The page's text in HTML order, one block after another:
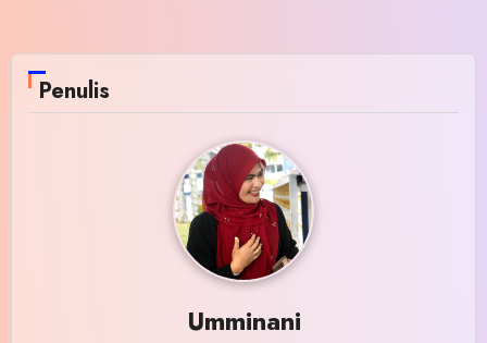
Penulis
Umminani